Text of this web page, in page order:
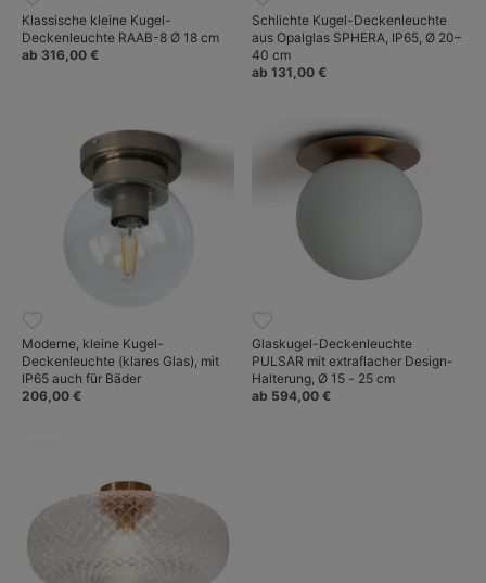
Klassische kleine Kugel-
Deckenleuchte RAAB-8 Ø 18 cm
ab 316,00 €
Schlichte Kugel-Deckenleuchte
aus Opalglas SPHERA, IP65, Ø 20–
40 cm
ab 131,00 €
Moderne, kleine Kugel-
Deckenleuchte (klares Glas), mit
IP65 auch für Bäder
206,00 €
Glaskugel-Deckenleuchte
PULSAR mit extraflacher Design-
Halterung, Ø 15 - 25 cm
ab 594,00 €